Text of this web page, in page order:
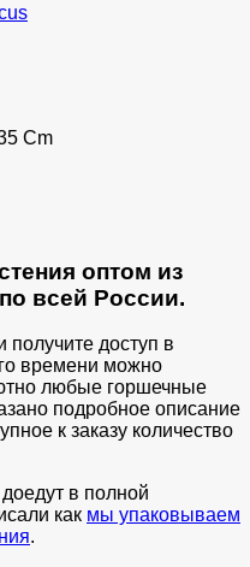
Cm
оптом из
всей России.
получите доступ в
времени можно
любые горшечные
подробное описание
к заказу количество
в полной
как мы упаковываем
.